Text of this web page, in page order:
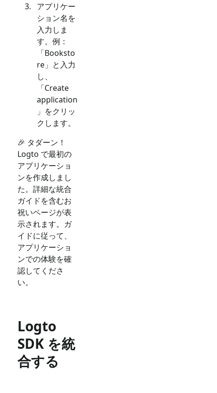
アプリケー
ション名を
入力しま
す。例：
「Booksto
re」と入力
し、
「Create
application
」をクリッ
クします。
🎉 タダーン！
Logto で最初の
アプリケーショ
ンを作成しまし
た。詳細な統合
ガイドを含むお
祝いページが表
示されます。ガ
イドに従って、
アプリケーショ
ンでの体験を確
認してくださ
い。
Logto
SDK を統
合する